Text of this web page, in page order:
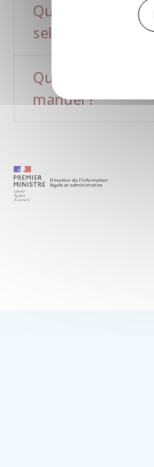
Quels sont les
selon le lien
Quelles sont les
manuel ?